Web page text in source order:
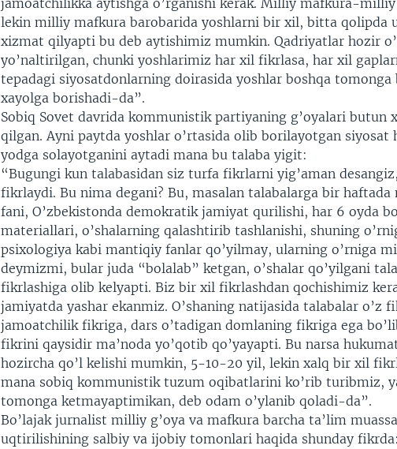
jamoatchilikka aytishga o’rganishi kerak. Milliy mafkura-
lekin milliy mafkura barobarida yoshlarni bir xil, bitta qolipda
xizmat qilyapti bu deb aytishimiz mumkin. Qadriyatlar hozir
yo’naltirilgan, chunki yoshlarimiz har xil fikrlasa, har xil
tepadagi siyosatdonlarning doirasida yoshlar boshqa
xayolga borishadi-da”.
Sobiq Sovet davrida kommunistik partiyaning g’oyalari butun
qilgan. Ayni paytda yoshlar o’rtasida olib borilayotgan siyosat
yodga solayotganini aytadi mana bu talaba yigit:
“Bugungi kun talabasidan siz turfa fikrlarni yig’aman
fikrlaydi. Bu nima degani? Bu, masalan talabalarga bir
fani, O’zbekistonda demokratik jamiyat qurilishi, har 6 oyda
materiallari, o’shalarning qalashtirib tashlanishi, shuning
psixologiya kabi mantiqiy fanlar qo’yilmay, ularning o’rniga
deymizmi, bular juda “bolalab” ketgan, o’shalar qo’yilgani
fikrlashiga olib kelyapti. Biz bir xil fikrlashdan qochishimiz
jamiyatda yashar ekanmiz. O’shaning natijasida talabalar o’z
jamoatchilik fikriga, dars o’tadigan domlaning fikriga ega
fikrini qaysidir ma’noda yo’qotib qo’yayapti. Bu narsa
hozircha qo’l kelishi mumkin, 5-10-20 yil, lekin xalq bir xil
mana sobiq kommunistik tuzum oqibatlarini ko’rib turibmiz,
tomonga ketmayaptimikan, deb odam o’ylanib qoladi-da”.
Bo’lajak jurnalist milliy g’oya va mafkura barcha ta’lim
uqtirilishining salbiy va ijobiy tomonlari haqida shunday fikrda: